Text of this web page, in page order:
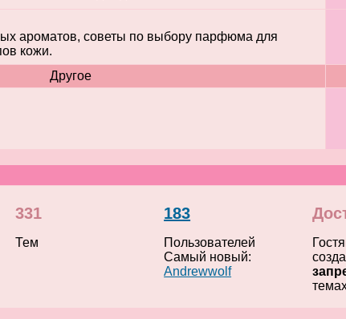
ароматов, советы по выбору парфюма для
кожи.
Другое
331
Тем
183
Пользователей
Самый новый:
Andrewwolf